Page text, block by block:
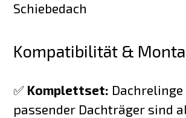
Schiebedach
Kompatibilität &
✅ Komplettset: Dachrelinge
passender Dachträger sind